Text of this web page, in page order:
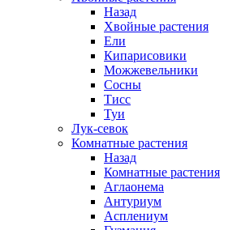
Назад
Хвойные растения
Ели
Кипарисовики
Можжевельники
Сосны
Тисс
Туи
Лук-севок
Комнатные растения
Назад
Комнатные растения
Аглаонема
Антуриум
Асплениум